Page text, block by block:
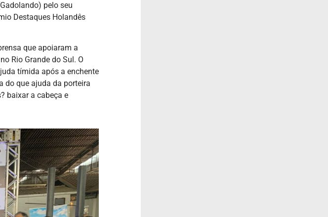
pelo seu
Destaques Holandês
que apoiaram a
Rio Grande do Sul. O
tímida após a enchente
do que ajuda da porteira
baixar a cabeça e